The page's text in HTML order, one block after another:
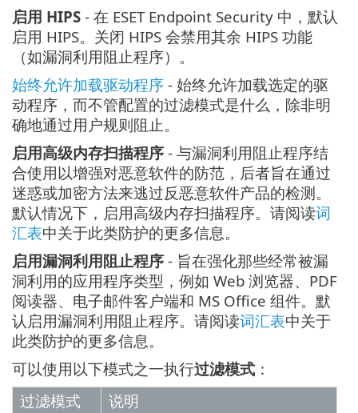
启用 HIPS - 在 ESET Endpoint Security 中，默认
启用 HIPS。关闭 HIPS 会禁用其余 HIPS 功能
（如漏洞利用阻止程序）。
始终允许加载驱动程序 - 始终允许加载选定的驱
动程序，而不管配置的过滤模式是什么，除非明
确地通过用户规则阻止。
启用高级内存扫描程序 - 与漏洞利用阻止程序结
合使用以增强对恶意软件的防范，后者旨在通过
迷惑或加密方法来逃过反恶意软件产品的检测。
默认情况下，启用高级内存扫描程序。请阅读词
汇表中关于此类防护的更多信息。
启用漏洞利用阻止程序 - 旨在强化那些经常被漏
洞利用的应用程序类型，例如 Web 浏览器、PDF
阅读器、电子邮件客户端和 MS Office 组件。默
认启用漏洞利用阻止程序。请阅读词汇表中关于
此类防护的更多信息。
可以使用以下模式之一执行过滤模式 ：
过滤模式
说明